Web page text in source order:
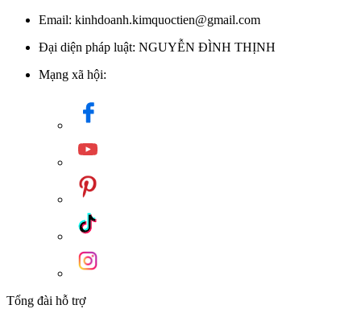
Email: kinhdoanh.kimquoctien@gmail.com
Đại diện pháp luật: NGUYỄN ĐÌNH THỊNH
Mạng xã hội:
Tổng đài hỗ trợ